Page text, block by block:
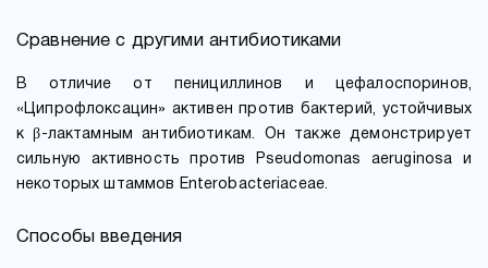
Сравнение с другими антибиотиками
В отличие от пенициллинов и цефалоспоринов,
«Ципрофлоксацин» активен против бактерий, устойчивых
к β-лактамным антибиотикам. Он также демонстрирует
сильную активность против Pseudomonas aeruginosa и
некоторых штаммов Enterobacteriaceae.
Способы введения